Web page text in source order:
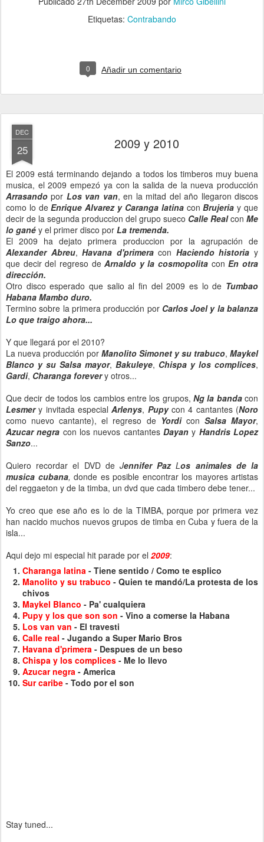
Etiquetas: Contrabando
0 Añadir un comentario
DEC
25 2009 y 2010
El 2009 está terminando dejando a todos los timberos muy buena
musica, el 2009 empezó ya con la salida de la nueva producción
Arrasandopor Los van van, en la mitad del año llegaron discos
como lo deEnrique Alvarez y Caranga latinaconBrujeria y que
decir de la segunda produccion del grupo sueco Calle Realcon Me
lo gané y el primer disco por La tremenda.
El 2009 ha dejato primera produccion por la agrupación de
Alexander Abreu,Havana d'primeracon Haciendo historiay
que decir del regreso deArnaldo y la cosmopolita conEn otra
dirección.
Otro disco esperado que salio al fin del 2009 es lo de Tumbao
Habana Mambo duro.
Termino sobre la primera producción por Carlos Joel y la balanza
Lo que traigo ahora...
Y que llegará por el 2010?
La nueva producción por Manolito Simonet y su trabuco, Maykel
Blanco y su Salsa mayor, Bakuleye, Chispa y los complices,
Gardi, Charanga forever y otros...
Que decir de todos los cambios entre los grupos, Ng la bandacon
Lesmery invitada especialArlenys, Pupycon 4 cantantes (Noro
como nuevo cantante), el regreso de Yordicon Salsa Mayor,
Azucar negra con los nuevos cantantesDayan y Handris Lopez
Sanzo...
Quiero recordar el DVD deJennifer PazLos animales de la
musica cubana, donde es posible encontrar los mayores artistas
del reggaeton y de la timba, un dvd que cada timbero debe tener...
Yo creo que ese año es lo de la TIMBA, porque por primera vez
han nacido muchos nuevos grupos de timba en Cuba y fuera de la
isla...
Aqui dejo mi especial hit parade por el 2009:
Charanga latina - Tiene sentido / Como te esplico
Manolito y su trabuco - Quien te mandó/La protesta de los
chivos
Maykel Blanco - Pa' cualquiera
Pupy y los que son son - Vino a comerse la Habana
Los van van - El travesti
Calle real - Jugando a Super Mario Bros
Havana d'primera - Despues de un beso
Chispa y los complices - Me lo llevo
Azucar negra - America
Sur caribe - Todo por el son
Stay tuned...